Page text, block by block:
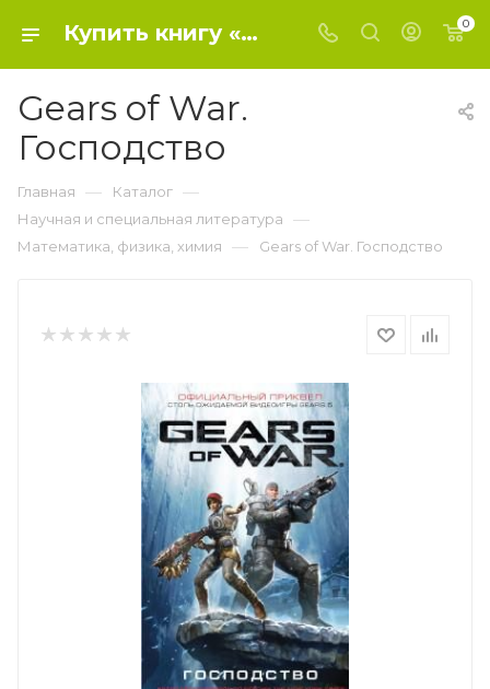
Купить книгу «Gears of War. Господство» 2019, Джейсон М. Хаф - Математика, физика, химия 0
Gears of War.
Господство
Главная — Каталог —
Научная и специальная литература —
Математика, физика, химия — Gears of War. Господство